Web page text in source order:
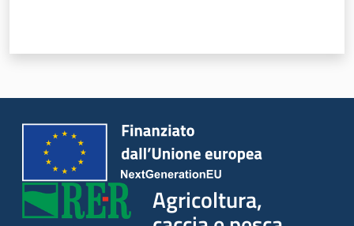
Agricoltura,
caccia e
Argomenti
Agricoltura,